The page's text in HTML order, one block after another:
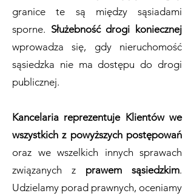
granice te są między sąsiadami
sporne. Służebność drogi koniecznej
wprowadza się, gdy nieruchomość
sąsiedzka nie ma dostępu do drogi
publicznej.
Kancelaria reprezentuje Klientów we
wszystkich z powyższych postępowań
oraz we wszelkich innych sprawach
związanych z prawem sąsiedzkim.
Udzielamy porad prawnych, oceniamy